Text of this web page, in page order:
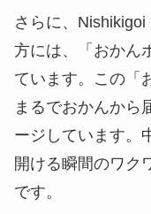
さらに、
方には、「おかん
ています。この「
まるでおかんから
ージしています。
開ける瞬間のワク
です。